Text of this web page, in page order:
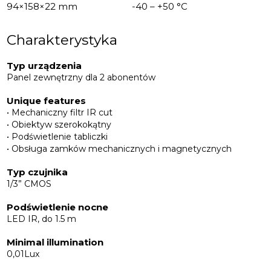
94×158×22 mm
-40 – +50 °С
Charakterystyka
Typ urządzenia
Panel zewnętrzny dla 2 abonentów
Unique features
• Mechaniczny filtr IR cut
• Obiektyw szerokokątny
• Podświetlenie tabliczki
• Obsługa zamków mechanicznych i magnetycznych
Typ czujnika
1/3” CMOS
Podświetlenie nocne
LED IR, do 1.5 m
Minimal illumination
0,01Lux